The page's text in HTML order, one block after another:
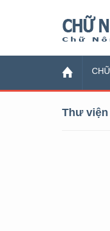
Thư viện